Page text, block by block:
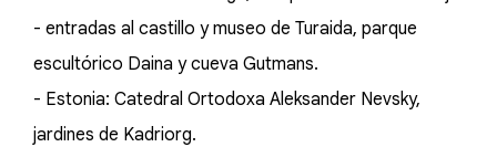
- entradas al castillo y museo de Turaida, parque
escultórico Daina y cueva Gutmans.
- Estonia: Catedral Ortodoxa Aleksander Nevsky,
jardines de Kadriorg.